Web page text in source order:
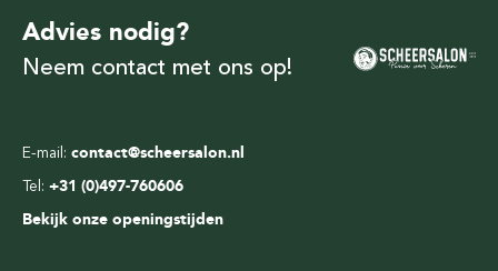
E-mail: contact@scheersalon.nl
Tel: +31 (0)497-760606
Bekijk onze openingstijden
Advies nodig?
Neem contact met ons op!